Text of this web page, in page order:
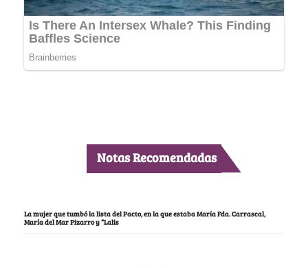
Notas Recomendadas
La mujer que tumbó la lista del Pacto, en la que estaba María Fda. Carrascal,
María del Mar Pizarro y “Lalis